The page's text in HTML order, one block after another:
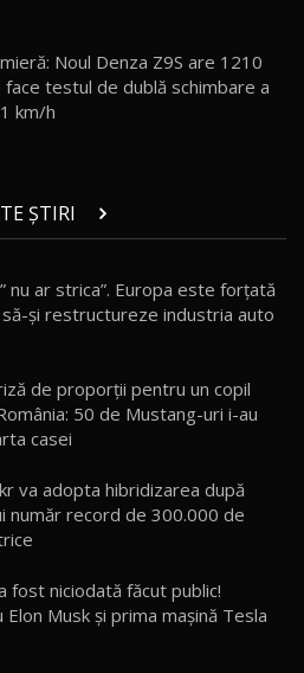
7X / Test Drive AutoBlog.MD
Dolphin Surf / Test Drive
6e / Test Drive AutoBlog.MD
01 / Test Drive AutoBlog.MD
009: Cel mai Performant și Confortabil
Testat în Moldova / AutoBlog.MD
și Puternic Defender Testat în
Noul Denza Z9S are 1210
face testul de dublă schimbare a
km/h
ȘTIRI
nu ar strica”. Europa este forţată
şi restructureze industria auto
de proporţii pentru un copil
50 de Mustang-uri i-au
casei
va adopta hibridizarea după
număr record de 300.000 de
fost niciodată făcut public!
Musk şi prima maşină Tesla